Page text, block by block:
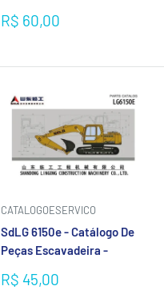
Preço
R$ 60,00
CATALOGOESERVICO
SdLG 6150e - Catálogo De
Peças Escavadeira -
Preço
R$ 45,00